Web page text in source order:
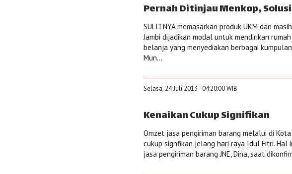
Pernah Ditinjau Menkop,
SULITNYA memasarkan produk UKM dan
Jambi dijadikan modal untuk mendirikan
belanja yang menyediakan berbagai
Mun...
Selasa, 24 Juli 2013 - 04:20:00 WIB
Kenaikan Cukup Signifikan
Omzet jasa pengiriman barang melalui di
cukup signfikan jelang hari raya Idul Fitri. Hal
jasa pengiriman barang JNE, Dina, saat